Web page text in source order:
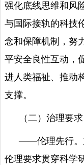
强化底线思维和风
与国际接轨的科技
念和保障机制，努
平安全良性互动，
进人类福祉、推动
支撑。
（二）治理要求
——伦理先行。
伦理要求贯穿科学